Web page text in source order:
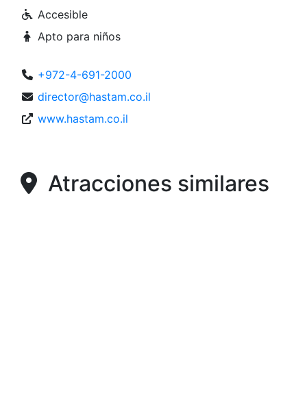
Accesible
Apto para niños
+972-4-691-2000
director@hastam.co.il
www.hastam.co.il
Atracciones similares